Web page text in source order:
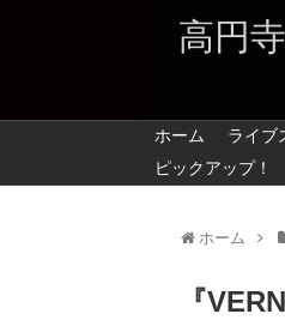
高円
ホーム ライブ
ピックアップ！
ホーム
『